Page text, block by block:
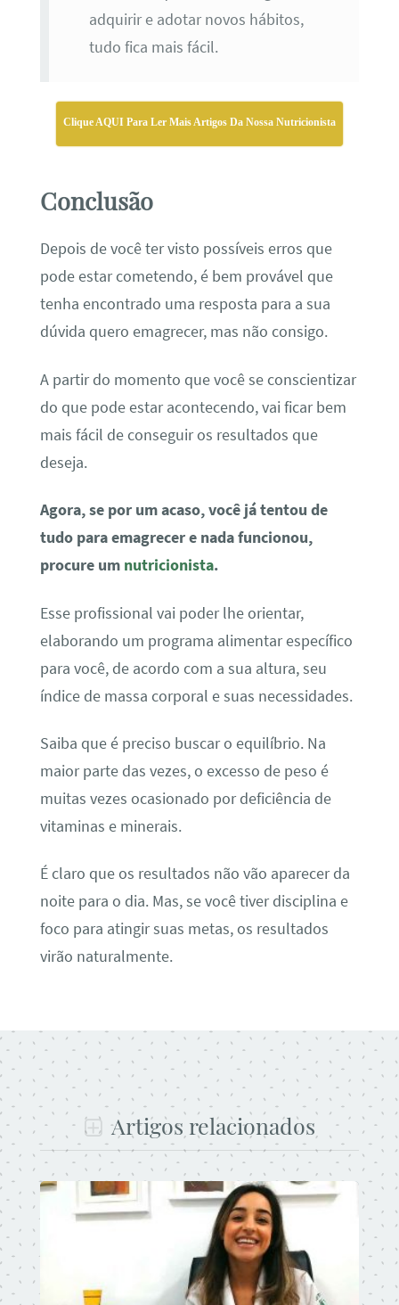
adquirir e adotar novos hábitos,
tudo fica mais fácil.
Clique AQUI Para Ler Mais Artigos Da Nossa Nutricionista
Conclusão
Depois de você ter visto possíveis erros que
pode estar cometendo, é bem provável que
tenha encontrado uma resposta para a sua
dúvida quero emagrecer, mas não consigo.
A partir do momento que você se conscientizar
do que pode estar acontecendo, vai ficar bem
mais fácil de conseguir os resultados que
deseja.
Agora, se por um acaso, você já tentou de
tudo para emagrecer e nada funcionou,
procure um nutricionista.
Esse profissional vai poder lhe orientar,
elaborando um programa alimentar específico
para você, de acordo com a sua altura, seu
índice de massa corporal e suas necessidades.
Saiba que é preciso buscar o equilíbrio. Na
maior parte das vezes, o excesso de peso é
muitas vezes ocasionado por deficiência de
vitaminas e minerais.
É claro que os resultados não vão aparecer da
noite para o dia. Mas, se você tiver disciplina e
foco para atingir suas metas, os resultados
virão naturalmente.
Artigos relacionados